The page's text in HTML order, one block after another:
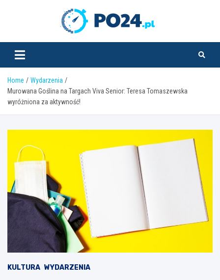
Home
Wydarzenia
Murowana Goślina na Targach Viva Senior: Teresa Tomaszewska
wyróżniona za aktywność!
KULTURA WYDARZENIA